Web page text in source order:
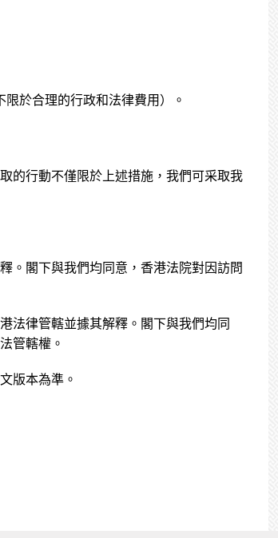
於合理的行政和法律費用）。
的行動不僅限於上述措施，我們可采取我
。閣下與我們均同意，香港法院對因訪問
法律管轄並據其解釋。閣下與我們均同
管轄權。
版本為準。